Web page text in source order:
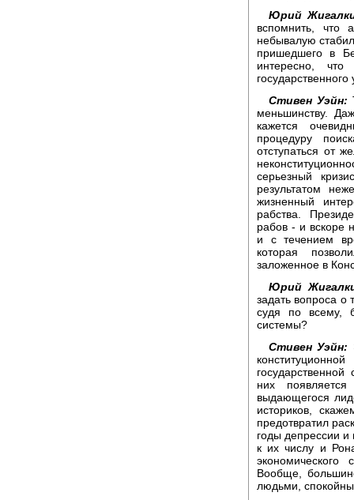
Юрий
вспомнить, что
небывалую
пришедшего в
интересно, что
государственного
Стивен Уэйн:
меньшинству.
кажется
процедуру
отступаться от
серьезный
результатом
жизненный
рабства.
рабов - и вскоре
и с течением
которая
заложенное в
Юрий
задать вопроса о
судя по всему,
системы?
Стивен Уэйн:
них
выдающегося
историков,
предотвратил
годы депрессии
к их числу и
Вообще,
людьми,